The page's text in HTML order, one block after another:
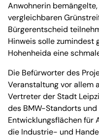
Anwohnerin
vergleichbaren
Bürgerentscheid
Hinweis solle zumindest
Hohenheida eine
Die Befürworter des
Veranstaltung vor allem
Vertreter der Stadt
des BMW-Standorts
Entwicklungsflächen für
die Industrie- und